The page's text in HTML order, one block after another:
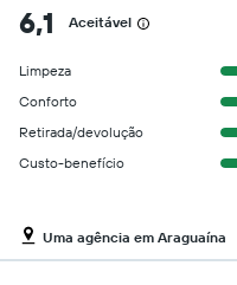
6,1 Aceitável
Limpeza
Conforto
Retirada/devolução
Custo-benefício
Uma agência em Araguaína